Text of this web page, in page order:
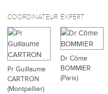
COORDINATEUR
Pr Guillaume
CARTRON
(Montpellier)
EXPERT
Dr Côme
BOMMIER
(Paris)